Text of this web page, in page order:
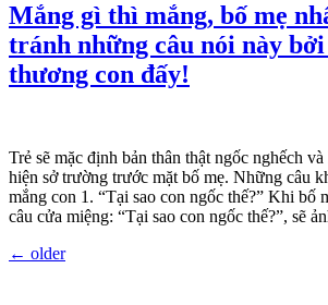
Mắng gì thì mắng, bố mẹ
tránh những câu nói này bởi
thương con đấy!
Trẻ sẽ mặc định bản thân thật ngốc nghếch
hiện sở trường trước mặt bố mẹ. Những câu
mắng con 1. “Tại sao con ngốc thế?” Khi bố
câu cửa miệng: “Tại sao con ngốc thế?”, sẽ
← older